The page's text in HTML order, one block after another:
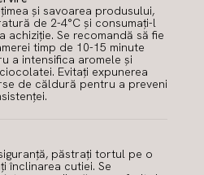
și savoarea produsului,
de 2-4°C și consumați-l
achiziție. Se recomandă să fie
timp de 10-15 minute
a intensifica aromele și
Evitați expunerea
de căldură pentru a preveni
păstrați tortul pe o
înclinarea cutiei. Se